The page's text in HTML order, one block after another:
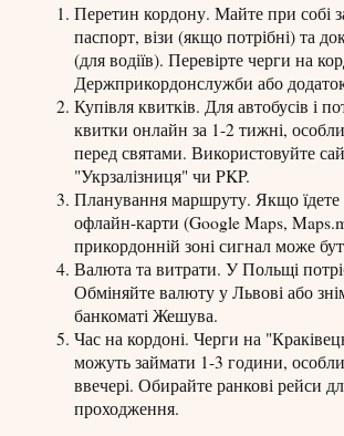
Перетин кордону. Майте при собі
паспорт, візи (якщо потрібні) та
(для водіїв). Перевірте черги на
Держприкордонслужби або
Купівля квитків. Для автобусів і
квитки онлайн за 1-2 тижні,
перед святами. Використовуйте
"Укрзалізниця" чи PKP.
Планування маршруту. Якщо їдете
офлайн-карти (Google Maps,
прикордонній зоні сигнал може
Валюта та витрати. У Польщі
Обміняйте валюту у Львові або
банкоматі Жешува.
Час на кордоні. Черги на
можуть займати 1-3 години,
ввечері. Обирайте ранкові рейси
проходження.